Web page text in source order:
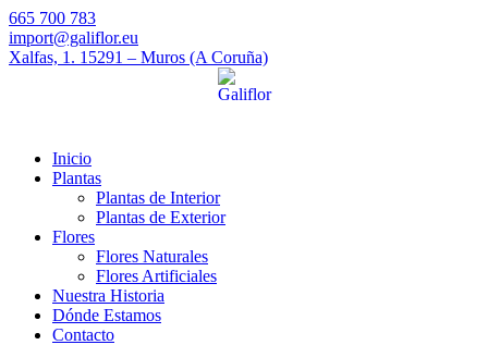
665 700 783
import@galiflor.eu
Xalfas, 1. 15291 – Muros (A Coruña)
Inicio
Plantas
Plantas de Interior
Plantas de Exterior
Flores
Flores Naturales
Flores Artificiales
Nuestra Historia
Dónde Estamos
Contacto